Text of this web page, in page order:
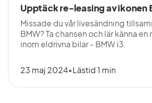
Upptäck re-leasing av ikonen
Missade du vår livesändning
BMW? Ta chansen och lär känna
inom eldrivna bilar - BMW i3.
23 maj 2024•Lästid 1 min